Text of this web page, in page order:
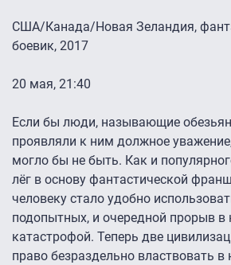
США/Канада/Новая Зеландия,
боевик, 2017
20 мая, 21:40
Если бы люди, называющие
проявляли к ним должное
могло бы не быть. Как и
лёг в основу фантастической
человеку стало удобно
подопытных, и очередной прорыв в
катастрофой. Теперь две
право безраздельно властвовать